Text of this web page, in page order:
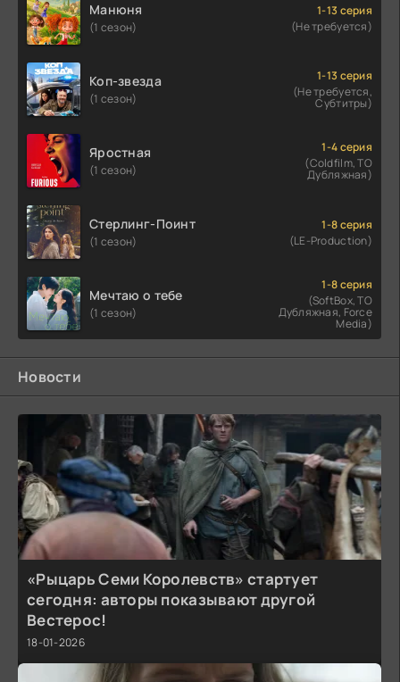
Манюня
(1 сезон)
1-13 серия
(Не требуется)
Коп-звезда
(1 сезон)
1-13 серия
(Не требуется,
Субтитры)
Яростная
(1 сезон)
1-4 серия
(Coldfilm, ТО
Дубляжная)
Стерлинг-Поинт
(1 сезон)
1-8 серия
(LE-Production)
Мечтаю о тебе
(1 сезон)
1-8 серия
(SoftBox, ТО
Дубляжная, Force
Media)
Новости
«Рыцарь Семи Королевств» стартует
сегодня: авторы показывают другой
Вестерос!
18-01-2026